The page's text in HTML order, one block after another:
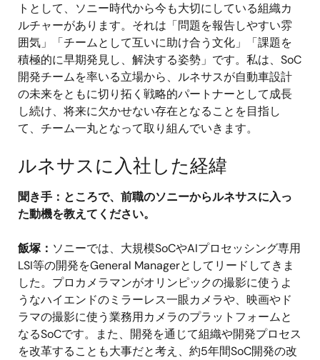
トとして、ソニー時代から今も大切にしている組織カ
ルチャーがあります。それは「問題を報告しやすい雰
囲気」「チームとして互いに助け合う文化」「課題を
積極的に早期発見し、解決する姿勢」です。私は、SoC
開発チームを率いる立場から、ルネサスが自動車設計
の未来をともに切り拓く戦略的パートナーとして成長
し続け、将来に欠かせない存在となることを目指し
て、チーム一丸となって取り組んでいきます。
ルネサスに入社した経緯
聞き手：ところで、前職のソニーからルネサスに入っ
た動機を教えてください。
飯塚： ソニーでは、大規模SoCやAIプロセッシング専用
LSI等の開発をGeneral Managerとしてリードしてきま
した。プロカメラマンがオリンピックの撮影に使うよ
うなハイエンドのミラーレス一眼カメラや、映画やド
ラマの撮影に使う業務用カメラのプラットフォームと
なるSoCです。また、開発を通じて組織や開発プロセス
を改革することも大事だと考え、約5年間SoC開発の改